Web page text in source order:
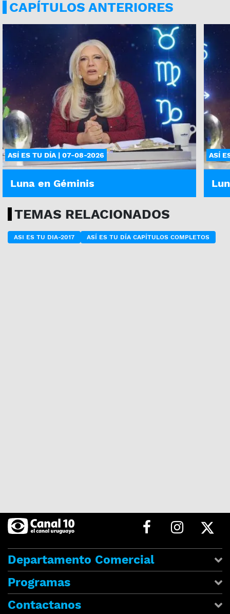
CAPÍTULOS ANTERIORES
ASÍ ES TU DÍA | 07-08-2026
Luna en Géminis
ASÍ
TEMAS RELACIONADOS
ASI ES TU DIA-2017 ASÍ ES TU DÍA CAPÍTULOS COMPLETOS
Departamento Comercial
Programas
Contactanos